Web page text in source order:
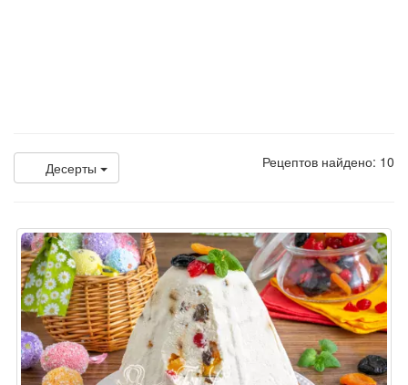
Десерты Рецептов найдено: 10